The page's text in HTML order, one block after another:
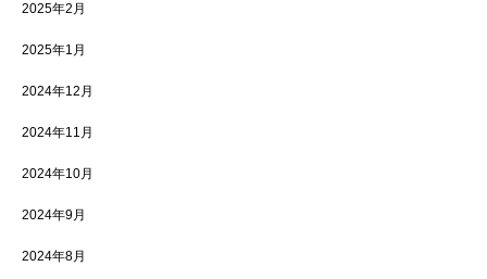
2025年2月
2025年1月
2024年12月
2024年11月
2024年10月
2024年9月
2024年8月